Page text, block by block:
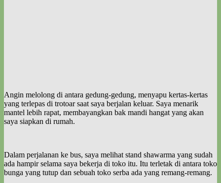
Angin melolong di antara gedung-gedung, menyapu kertas-kertas
yang terlepas di trotoar saat saya berjalan keluar. Saya menarik
mantel lebih rapat, membayangkan bak mandi hangat yang akan
saya siapkan di rumah.
Dalam perjalanan ke bus, saya melihat stand shawarma yang sudah
ada hampir selama saya bekerja di toko itu. Itu terletak di antara toko
bunga yang tutup dan sebuah toko serba ada yang remang-remang.